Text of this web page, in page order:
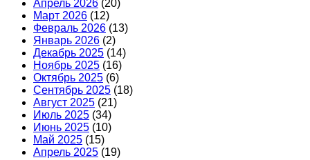
Апрель 2026 (20)
Март 2026 (12)
Февраль 2026 (13)
Январь 2026 (2)
Декабрь 2025 (14)
Ноябрь 2025 (16)
Октябрь 2025 (6)
Сентябрь 2025 (18)
Август 2025 (21)
Июль 2025 (34)
Июнь 2025 (10)
Май 2025 (15)
Апрель 2025 (19)